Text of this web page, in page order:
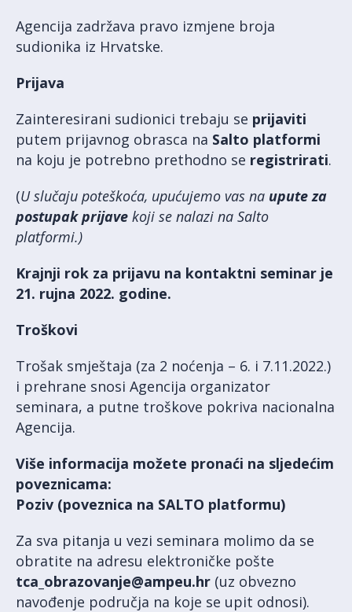
Agencija zadržava pravo izmjene broja
sudionika iz Hrvatske.
Prijava
Zainteresirani sudionici trebaju se prijaviti
putem prijavnog obrasca na Salto platformi
na koju je potrebno prethodno se registrirati.
(U slučaju poteškoća, upućujemo vas na upute za
postupak prijave koji se nalazi na Salto
platformi.)
Krajnji rok za prijavu na kontaktni seminar je
21. rujna 2022. godine.
Troškovi
Trošak smještaja (za 2 noćenja – 6. i 7.11.2022.)
i prehrane snosi Agencija organizator
seminara, a putne troškove pokriva nacionalna
Agencija.
Više informacija možete pronaći na sljedećim
poveznicama:
Poziv (poveznica na SALTO platformu)
Za sva pitanja u vezi seminara molimo da se
obratite na adresu elektroničke pošte
tca_obrazovanje@ampeu.hr (uz obvezno
navođenje područja na koje se upit odnosi).